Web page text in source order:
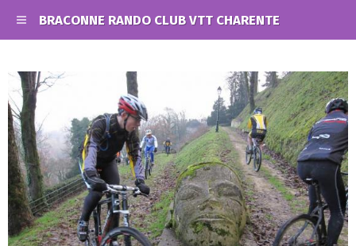
BRACONNE RANDO CLUB VTT CHARENTE